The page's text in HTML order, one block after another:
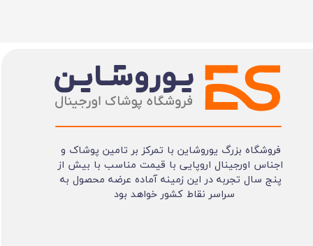
فروشگاه بزرگ یوروشاین با تمرکز بر تامین پوشاک و
اجناس اورجینال اروپایی با قیمت مناسب با بیش از
پنج سال تجربه در این زمینه آماده عرضه محصول به
سراسر نقاط کشور خواهد بود